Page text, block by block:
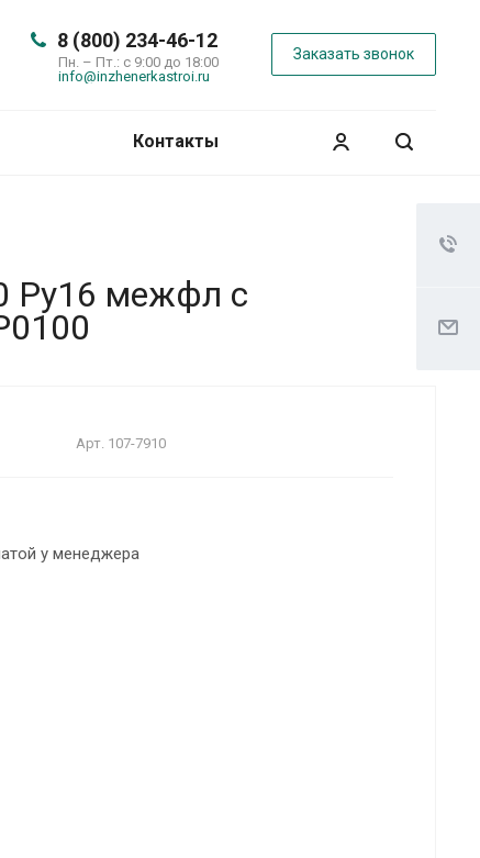
8 (800) 234-46-12
Пн. – Пт.: с 9:00 до 18:00
info@inzhenerkastroi.ru
Заказать звонок
Контакты
Ру16 межфл с
Арт. 107-7910
у менеджера